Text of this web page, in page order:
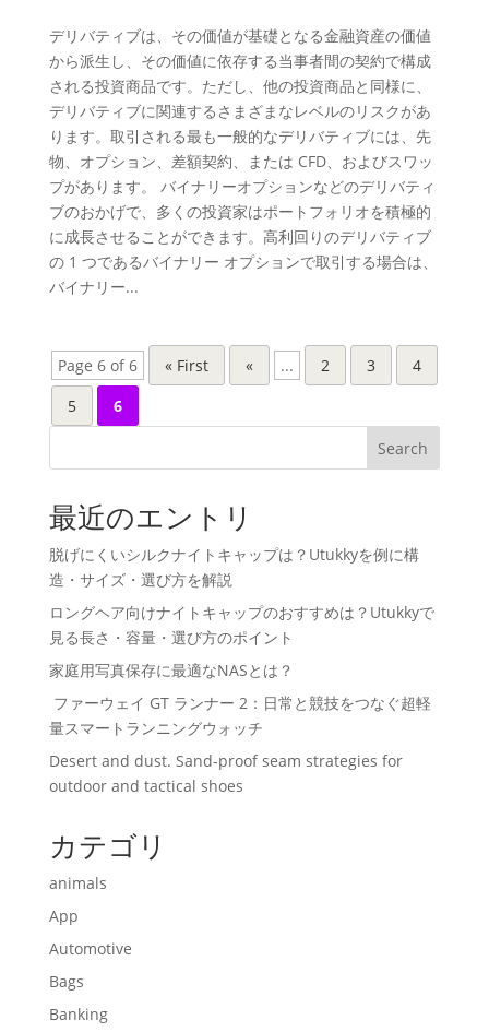
デリバティブは、その価値が基礎となる金融資産の価値
から派生し、その価値に依存する当事者間の契約で構成
される投資商品です。ただし、他の投資商品と同様に、
デリバティブに関連するさまざまなレベルのリスクがあ
ります。取引される最も一般的なデリバティブには、先
物、オプション、差額契約、または CFD、およびスワッ
プがあります。 バイナリーオプションなどのデリバティ
ブのおかげで、多くの投資家はポートフォリオを積極的
に成長させることができます。高利回りのデリバティブ
の 1 つであるバイナリー オプションで取引する場合は、
バイナリー...
Page 6 of 6 « First « ... 2 3
4
5
6
Search
最近のエントリ
脱げにくいシルクナイトキャップは？Utukkyを例に構
造・サイズ・選び方を解説
ロングヘア向けナイトキャップのおすすめは？Utukkyで
見る長さ・容量・選び方のポイント
家庭用写真保存に最適なNASとは？
ファーウェイ GT ランナー 2：日常と競技をつなぐ超軽
量スマートランニングウォッチ
Desert and dust. Sand-proof seam strategies for
outdoor and tactical shoes
カテゴリ
animals
App
Automotive
Bags
Banking